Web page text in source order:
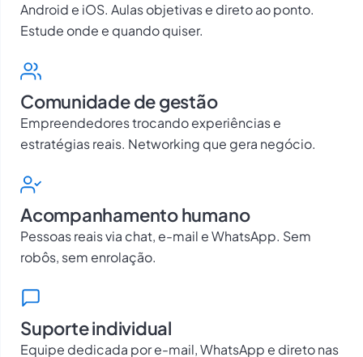
Android e iOS. Aulas objetivas e direto ao ponto.
Estude onde e quando quiser.
Comunidade de gestão
Empreendedores trocando experiências e
estratégias reais. Networking que gera negócio.
Acompanhamento humano
Pessoas reais via chat, e-mail e WhatsApp. Sem
robôs, sem enrolação.
Suporte individual
Equipe dedicada por e-mail, WhatsApp e direto nas